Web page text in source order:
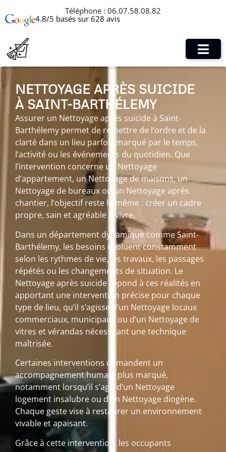
Téléphone : 06.07.58.08.82
4.8/5 basés sur 628 avis
NETTOYAGE APRÈS SUICIDE
À SAINT-BARTHÉLEMY
Assurer un Nettoyage après suicide à Saint-
Barthélemy permet de remettre de l’ordre et de la
clarté dans un lieu parfois marqué par le temps,
l’activité ou les événements du quotidien. Que
l’intervention concerne un Nettoyage
d’appartement, un Nettoyage de maisons, un
Nettoyage de bureaux ou un Nettoyage après
chantier, l’objectif reste le même : créer un cadre
propre, sain et agréable à vivre.
Dans un département dynamique comme Saint-
Barthélemy, les besoins évoluent constamment
selon les rythmes de vie, les travaux, les passages
répétés ou les changements de situation. Le
Nettoyage après suicide répond à ces réalités en
apportant une intervention précise pour chaque
type de lieu, qu’il s’agisse d’un Nettoyage locaux
commerciaux, municipaux ou d’un Nettoyage de
vitres et vérandas nécessitant une technique
maîtrisée.
Certaines interventions demandent un
accompagnement humain plus marqué,
notamment lorsqu’il s’agit d’un Nettoyage
logement insalubre ou d’un Nettoyage diogène.
Chaque geste vise à restaurer un environnement
vivable et apaisant.
Grâce à cette intervention, les occupants